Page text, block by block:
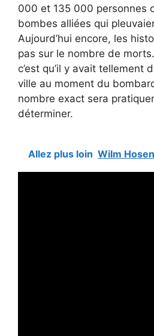
000 et 135 000 personnes
bombes alliées qui
Aujourd’hui encore, les
pas sur le nombre de
c’est qu’il y avait tellement
ville au moment du
nombre exact sera
déterminer.
Allez plus loin Wilm